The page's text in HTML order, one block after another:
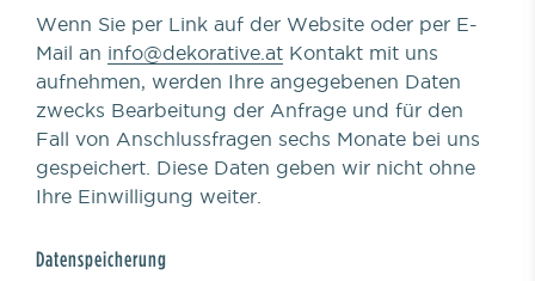
Wenn Sie per Link auf der Website oder per E-
Mail an info@dekorative.at Kontakt mit uns
aufnehmen, werden Ihre angegebenen Daten
zwecks Bearbeitung der Anfrage und für den
Fall von Anschlussfragen sechs Monate bei uns
gespeichert. Diese Daten geben wir nicht ohne
Ihre Einwilligung weiter.
Datenspeicherung